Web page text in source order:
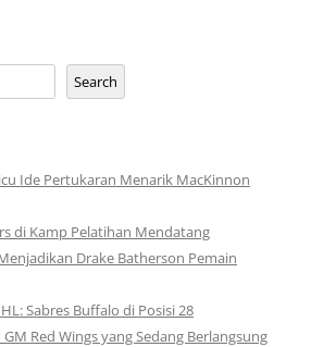
Search
Ide Pertukaran Menarik MacKinnon
di Kamp Pelatihan Mendatang
Drake Batherson Pemain
Sabres Buffalo di Posisi 28
Red Wings yang Sedang Berlangsung